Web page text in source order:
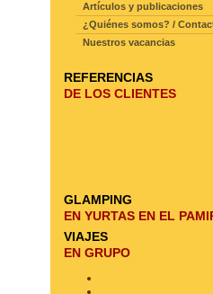
Artículos y publicaciones
¿Quiénes somos? /
Nuestros vacancias
REFERENCIAS
DE LOS CLIENTES
GLAMPING
EN YURTAS EN EL
VIAJES
EN GRUPO